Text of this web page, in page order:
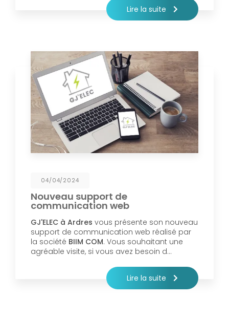
Lire la suite
04/04/2024
Nouveau support de
communication web
GJ'ELEC à Ardres vous présente son nouveau
support de communication web réalisé par
la société BIIM COM. Vous souhaitant une
agréable visite, si vous avez besoin d…
Lire la suite